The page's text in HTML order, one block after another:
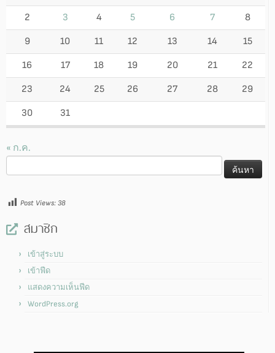
2 3 4 5 6 7 8
9 10 11 12 13 14 15
16 17 18 19 20 21 22
23 24 25 26 27 28 29
30 31
« ก.ค.
สำหรับ:
Post Views: 38
สมาชิก
เข้าสู่ระบบ
เข้าฟีด
แสดงความเห็นฟีด
WordPress.org